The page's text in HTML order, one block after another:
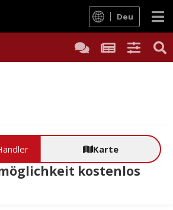
Deu
Karte
kostenlos